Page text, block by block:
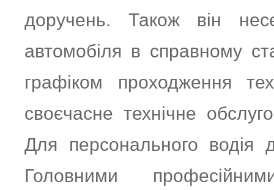
доручень. Також він
автомобіля в справному
графіком проходження
своєчасне технічне
Для персонального водія
Головними